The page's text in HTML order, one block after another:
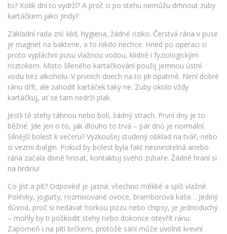
to? Kolik dní to vydrží? A proč si po stehu nemůžu drhnout zuby
kartáčkem jako jindy?
Základní rada zní: klid, hygiena, žádné riziko. Čerstvá rána v puse
je magnet na bakterie, a to nikdo nechce. Hned po operaci si
proto vypláchni pusu vlažnou vodou, klidně i fyziologickým
roztokem. Místo šíleného kartáčkování použij jemnou ústní
vodu bez alkoholu. V prvních dnech na to jdi opatrně. Není dobré
ránu dřít, ale zahodit kartáček taky ne. Zuby okolo vždy
kartáčkuj, ať se tam nedrží plak.
Jestli tě stehy táhnou nebo bolí, žádný strach. První dny je to
běžné. Jde jen o to, jak dlouho to trvá – pár dnů je normální.
Silnější bolest k večeru? Vyzkoušej studený obklad na tvář, nebo
si vezmi ibalgin. Pokud by bolest byla fakt nesnesitelná anebo
rána začala divně hnisat, kontaktuj svého zubaře. Žádné hraní si
na hrdinu!
Co jíst a pít? Odpověď je jasná: všechno měkké a spíš vlažné.
Polévky, jogurty, rozmixované ovoce, bramborová kaše… Jediný
důvod, proč si nedávat horkou pizzu nebo chipsy, je jednoduchý
– mohly by ti poškodit stehy nebo dokonce otevřít ránu.
Zapomeň i na pití brčkem, protože sání může uvolnit krevní